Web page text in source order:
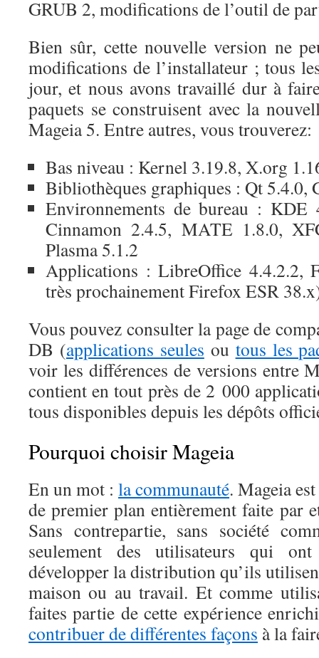
GRUB 2, modifications de l’outil de
Bien sûr, cette nouvelle version ne
modifications de l’installateur ; tous
jour, et nous avons travaillé dur à
paquets se construisent avec la
Mageia 5. Entre autres, vous trouverez:
Bas niveau : Kernel 3.19.8, X.org
Bibliothèques graphiques : Qt 5.4.0,
Environnements de bureau : KDE
Cinnamon 2.4.5, MATE 1.8.0,
Plasma 5.1.2
Applications : LibreOffice 4.4.2.2,
très prochainement Firefox ESR
Vous pouvez consulter la page de
DB (applications seules ou tous les
voir les différences de versions entre
contient en tout près de 2 000
tous disponibles depuis les dépôts
Pourquoi choisir Mageia
En un mot : la communauté. Mageia
de premier plan entièrement faite par
Sans contrepartie, sans société
seulement des utilisateurs qui
développer la distribution qu’ils
maison ou au travail. Et comme
faites partie de cette expérience
contribuer de différentes façons à la